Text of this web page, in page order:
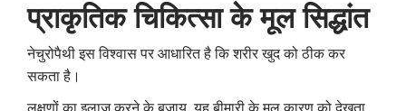
प्राकृतिक चिकित्सा के मूल सिद्धांत
नेचुरोपैथी इस विश्वास पर आधारित है कि शरीर खुद को ठीक कर
सकता है।
लक्षणों का इलाज करने के बजाय, यह बीमारी के मूल कारण को देखता